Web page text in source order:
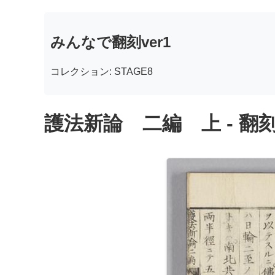
みんなで翻刻ver1
コレクション: STAGE8
護法新論 二編 上 - 翻